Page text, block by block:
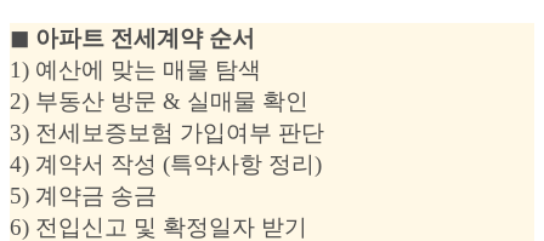
◼︎ 아파트 전세계약 순서
1) 예산에 맞는 매물 탐색
2) 부동산 방문 & 실매물 확인
3) 전세보증보험 가입여부 판단
4) 계약서 작성 (특약사항 정리)
5) 계약금 송금
6) 전입신고 및 확정일자 받기